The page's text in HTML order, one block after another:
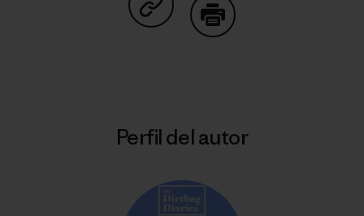
Compartir en Copy Link
Perfil del autor